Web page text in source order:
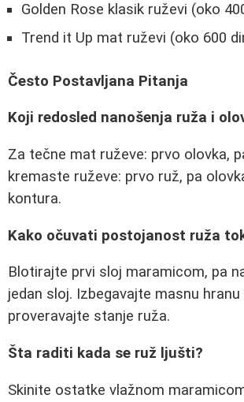
Golden Rose klasik ruževi (oko
Trend it Up mat ruževi (oko 600
Često Postavljana Pitanja
Koji redosled nanošenja ruža i
Za tečne mat ruževe: prvo olovka,
kremaste ruževe: prvo ruž, pa
kontura.
Kako očuvati postojanost ruža
Blotirajte prvi sloj maramicom, pa
jedan sloj. Izbegavajte masnu
proveravajte stanje ruža.
Šta raditi kada se ruž ljušti?
Skinite ostatke vlažnom